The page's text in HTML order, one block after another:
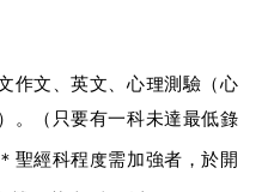
作文、英文、心理測驗（心
。（只要有一科未達最低錄
聖經科程度需加強者，於開